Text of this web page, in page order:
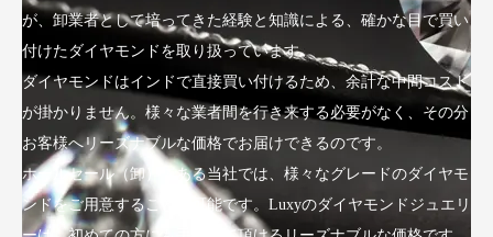
が、卸業者として培ってきた経験と知識による、確かな目で買い
付けたダイヤモンドを取り扱っています。
ダイヤモンドはインドで直接買い付けるため、余計な中間コスト
が掛かりません。様々な業者間を行き来する必要がなく、その分
お客様へリーズナブルな価格でお届けできるのです。
ホールセール（卸）である当社では、様々なグレードのダイヤモ
ンドをご用意することが可能です。Luxyのダイヤモンドジュエリ